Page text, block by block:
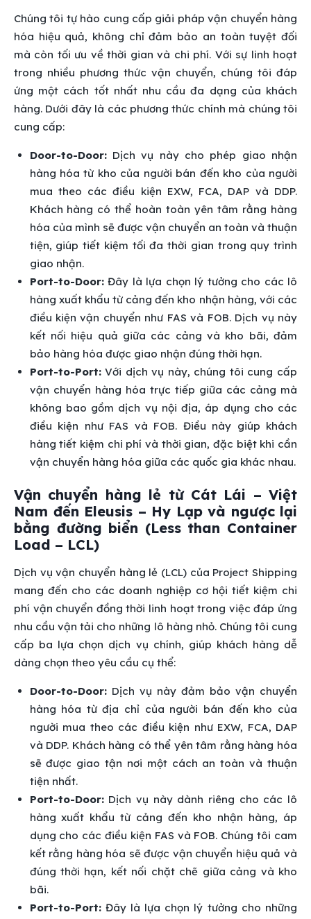
Chúng tôi tự hào cung cấp giải pháp vận chuyển hàng
hóa hiệu quả, không chỉ đảm bảo an toàn tuyệt đối
mà còn tối ưu về thời gian và chi phí. Với sự linh hoạt
trong nhiều phương thức vận chuyển, chúng tôi đáp
ứng một cách tốt nhất nhu cầu đa dạng của khách
hàng. Dưới đây là các phương thức chính mà chúng tôi
cung cấp:
Door-to-Door:Dịch vụ này cho phép giao nhận
hàng hóa từ kho của người bán đến kho của người
mua theo các điều kiện EXW, FCA, DAP và DDP.
Khách hàng có thể hoàn toàn yên tâm rằng hàng
hóa của mình sẽ được vận chuyển an toàn và thuận
tiện, giúp tiết kiệm tối đa thời gian trong quy trình
giao nhận.
Port-to-Door:Đây là lựa chọn lý tưởng cho các lô
hàng xuất khẩu từ cảng đến kho nhận hàng, với các
điều kiện vận chuyển như FAS và FOB. Dịch vụ này
kết nối hiệu quả giữa các cảng và kho bãi, đảm
bảo hàng hóa được giao nhận đúng thời hạn.
Port-to-Port:Với dịch vụ này, chúng tôi cung cấp
vận chuyển hàng hóa trực tiếp giữa các cảng mà
không bao gồm dịch vụ nội địa, áp dụng cho các
điều kiện như FAS và FOB. Điều này giúp khách
hàng tiết kiệm chi phí và thời gian, đặc biệt khi cần
vận chuyển hàng hóa giữa các quốc gia khác nhau.
Vận chuyển hàng lẻ từ Cát Lái – Việt
Nam đến Eleusis – Hy Lạp và ngược lại
bằng đường biển (Less than Container
Load – LCL)
Dịch vụ vận chuyển hàng lẻ (LCL) của Project Shipping
mang đến cho các doanh nghiệp cơ hội tiết kiệm chi
phí vận chuyển đồng thời linh hoạt trong việc đáp ứng
nhu cầu vận tải cho những lô hàng nhỏ. Chúng tôi cung
cấp ba lựa chọn dịch vụ chính, giúp khách hàng dễ
dàng chọn theo yêu cầu cụ thể:
Door-to-Door:Dịch vụ này đảm bảo vận chuyển
hàng hóa từ địa chỉ của người bán đến kho của
người mua theo các điều kiện như EXW, FCA, DAP
và DDP. Khách hàng có thể yên tâm rằng hàng hóa
sẽ được giao tận nơi một cách an toàn và thuận
tiện nhất.
Port-to-Door:Dịch vụ này dành riêng cho các lô
hàng xuất khẩu từ cảng đến kho nhận hàng, áp
dụng cho các điều kiện FAS và FOB. Chúng tôi cam
kết rằng hàng hóa sẽ được vận chuyển hiệu quả và
đúng thời hạn, kết nối chặt chẽ giữa cảng và kho
bãi.
Port-to-Port:Đây là lựa chọn lý tưởng cho những